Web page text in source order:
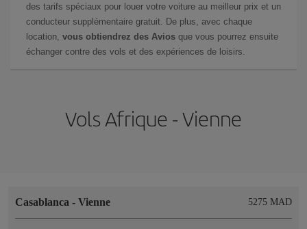
des tarifs spéciaux pour louer votre voiture au meilleur prix et un
conducteur supplémentaire gratuit. De plus, avec chaque
location, vous obtiendrez des Avios que vous pourrez ensuite
échanger contre des vols et des expériences de loisirs.
Vols Afrique - Vienne
Casablanca - Vienne 5275 MAD